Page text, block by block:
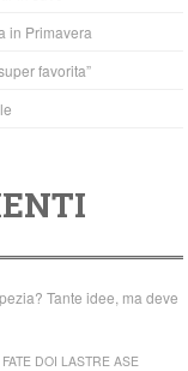
in Primavera
favorita”
Tante idee, ma deve
DOI LASTRE ASE